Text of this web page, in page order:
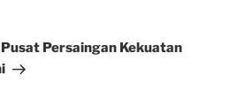
Persaingan Kekuatan